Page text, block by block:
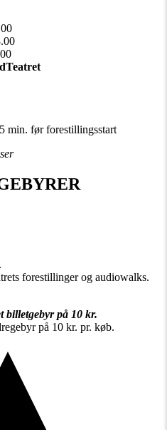
min. før forestillingsstart
forestillinger og audiowalks.
på 10 kr.
på 10 kr. pr. køb.